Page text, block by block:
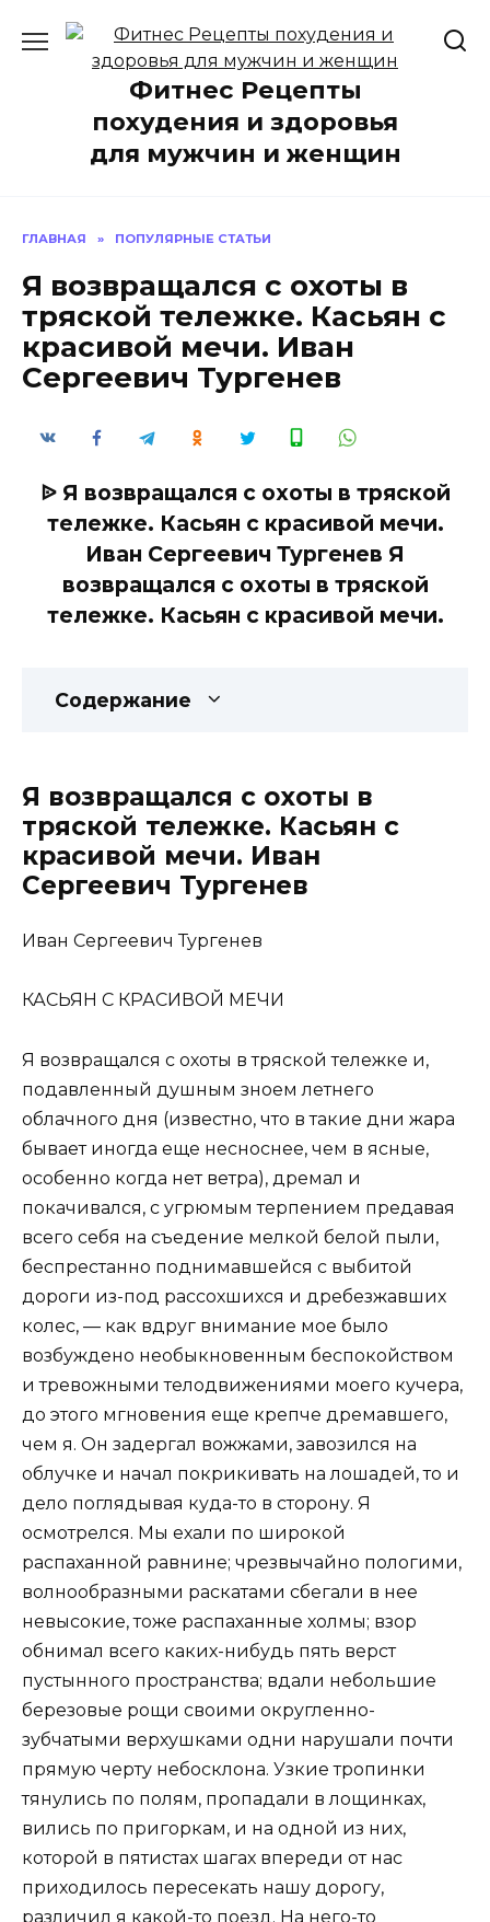
содержанию
Фитнес Рецепты
похудения и здоровья
для мужчин и женщин
ГЛАВНАЯ » ПОПУЛЯРНЫЕ СТАТЬИ
Я возвращался с охоты в
тряской тележке. Касьян с
красивой мечи. Иван
Сергеевич Тургенев
ᐉ Я возвращался с охоты в тряской
тележке. Касьян с красивой мечи.
Иван Сергеевич Тургенев Я
возвращался с охоты в тряской
тележке. Касьян с красивой мечи.
Содержание
Я возвращался с охоты в
тряской тележке. Касьян с
красивой мечи. Иван
Сергеевич Тургенев
Иван Сергеевич Тургенев
КАСЬЯН С КРАСИВОЙ МЕЧИ
Я возвращался с охоты в тряской тележке и,
подавленный душным зноем летнего
облачного дня (известно, что в такие дни жара
бывает иногда еще несноснее, чем в ясные,
особенно когда нет ветра), дремал и
покачивался, с угрюмым терпением предавая
всего себя на съедение мелкой белой пыли,
беспрестанно поднимавшейся с выбитой
дороги из-под рассохшихся и дребезжавших
колес, — как вдруг внимание мое было
возбуждено необыкновенным беспокойством
и тревожными телодвижениями моего кучера,
до этого мгновения еще крепче дремавшего,
чем я. Он задергал вожжами, завозился на
облучке и начал покрикивать на лошадей, то и
дело поглядывая куда-то в сторону. Я
осмотрелся. Мы ехали по широкой
распаханной равнине; чрезвычайно пологими,
волнообразными раскатами сбегали в нее
невысокие, тоже распаханные холмы; взор
обнимал всего каких-нибудь пять верст
пустынного пространства; вдали небольшие
березовые рощи своими округленно-
зубчатыми верхушками одни нарушали почти
прямую черту небосклона. Узкие тропинки
тянулись по полям, пропадали в лощинках,
вились по пригоркам, и на одной из них,
которой в пятистах шагах впереди от нас
приходилось пересекать нашу дорогу,
различил я какой-то поезд. На него-то